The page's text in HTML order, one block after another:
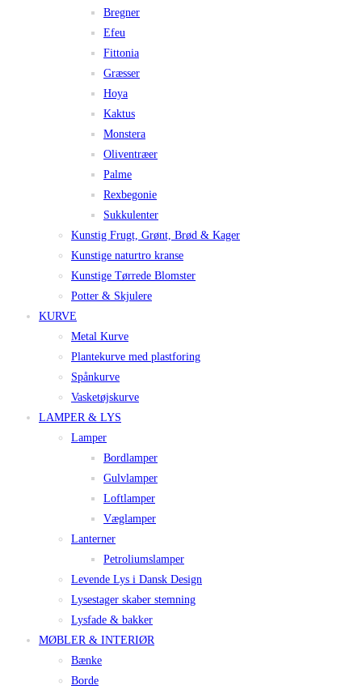
Bregner
Efeu
Fittonia
Græsser
Hoya
Kaktus
Monstera
Oliventræer
Palme
Rexbegonie
Sukkulenter
Kunstig Frugt, Grønt, Brød & Kager
Kunstige naturtro kranse
Kunstige Tørrede Blomster
Potter & Skjulere
KURVE
Metal Kurve
Plantekurve med plastforing
Spånkurve
Vasketøjskurve
LAMPER & LYS
Lamper
Bordlamper
Gulvlamper
Loftlamper
Væglamper
Lanterner
Petroliumslamper
Levende Lys i Dansk Design
Lysestager skaber stemning
Lysfade & bakker
MØBLER & INTERIØR
Bænke
Borde